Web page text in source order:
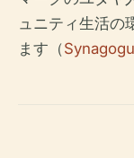
ュニティ生活の
ます（